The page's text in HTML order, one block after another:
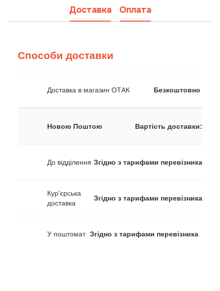
Доставка Оплата
Способи доставки
Доставка в магазин ОТАК Безкоштовно
Новою Поштою Вартість доставки:
До відділення Згідно з тарифами перевізника
Кур'єрська
доставка
Згідно з тарифами перевізника
У поштомат Згідно з тарифами перевізника